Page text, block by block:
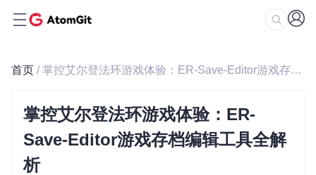
首页 / 掌控艾尔登法环游戏体验：ER-Save-Editor游戏存档编辑工具全解析
掌控艾尔登法环游戏体验：ER-
Save-Editor游戏存档编辑工具全解
析